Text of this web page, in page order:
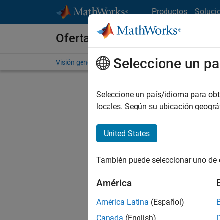
Productos
Ofertas de empleo en
Visión general Búsqueda de empleo Oficinas
No se
Seleccione un
Seleccione un país/idioma para
locales. Según su ubicación
United States
También puede seleccionar uno
América
América Latina (Español)
Canada (English)